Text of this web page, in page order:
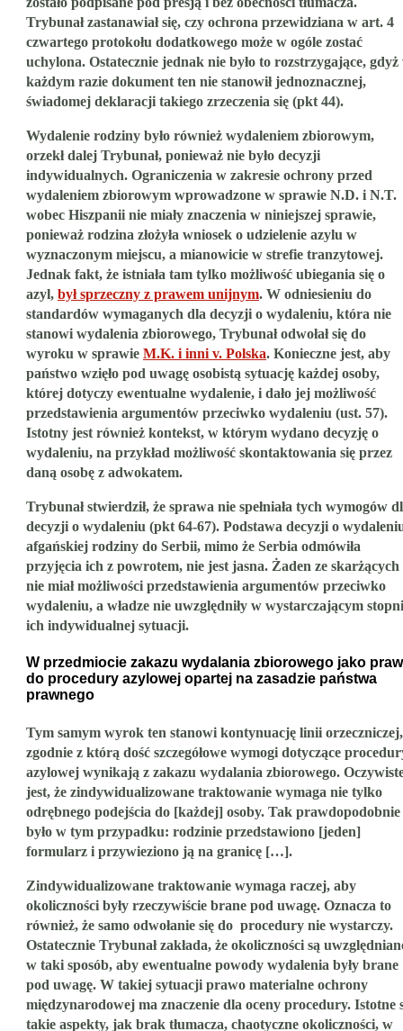
Trybunał zastanawiał się, czy ochrona przewidziana w art. 4
czwartego protokołu dodatkowego może w ogóle zostać
uchylona. Ostatecznie jednak nie było to rozstrzygające, gdyż
każdym razie dokument ten nie stanowił jednoznacznej,
świadomej deklaracji takiego zrzeczenia się (pkt 44).
Wydalenie rodziny było również wydaleniem zbiorowym,
orzekł dalej Trybunał, ponieważ nie było decyzji
indywidualnych. Ograniczenia w zakresie ochrony przed
wydaleniem zbiorowym wprowadzone w sprawie N.D. i N.T.
wobec Hiszpanii nie miały znaczenia w niniejszej sprawie,
ponieważ rodzina złożyła wniosek o udzielenie azylu w
wyznaczonym miejscu, a mianowicie w strefie tranzytowej.
Jednak fakt, że istniała tam tylko możliwość ubiegania się o
azyl, był sprzeczny z prawem unijnym. W odniesieniu do
standardów wymaganych dla decyzji o wydaleniu, która nie
stanowi wydalenia zbiorowego, Trybunał odwołał się do
wyroku w sprawie M.K. i inni v. Polska. Konieczne jest, aby
państwo wzięło pod uwagę osobistą sytuację każdej osoby,
której dotyczy ewentualne wydalenie, i dało jej możliwość
przedstawienia argumentów przeciwko wydaleniu (ust. 57).
Istotny jest również kontekst, w którym wydano decyzję o
wydaleniu, na przykład możliwość skontaktowania się przez
daną osobę z adwokatem.
Trybunał stwierdził, że sprawa nie spełniała tych wymogów
decyzji o wydaleniu (pkt 64-67). Podstawa decyzji o
afgańskiej rodziny do Serbii, mimo że Serbia odmówiła
przyjęcia ich z powrotem, nie jest jasna. Żaden ze skarżących
nie miał możliwości przedstawienia argumentów przeciwko
wydaleniu, a władze nie uwzględniły w wystarczającym
ich indywidualnej sytuacji.
W przedmiocie zakazu wydalania zbiorowego jako
do procedury azylowej opartej na zasadzie państwa
prawnego
Tym samym wyrok ten stanowi kontynuację linii orzeczniczej,
zgodnie z którą dość szczegółowe wymogi dotyczące
azylowej wynikają z zakazu wydalania zbiorowego.
jest, że zindywidualizowane traktowanie wymaga nie tylko
odrębnego podejścia do [każdej] osoby. Tak prawdopodobnie
było w tym przypadku: rodzinie przedstawiono [jeden]
formularz i przywieziono ją na granicę […].
Zindywidualizowane traktowanie wymaga raczej, aby
okoliczności były rzeczywiście brane pod uwagę. Oznacza to
również, że samo odwołanie się do procedury nie wystarczy.
Ostatecznie Trybunał zakłada, że okoliczności są
w taki sposób, aby ewentualne powody wydalenia były brane
pod uwagę. W takiej sytuacji prawo materialne ochrony
międzynarodowej ma znaczenie dla oceny procedury. Istotne
takie aspekty, jak brak tłumacza, chaotyczne okoliczności, w